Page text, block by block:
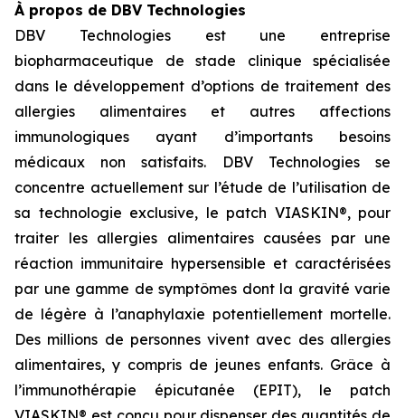
À propos de DBV Technologies
DBV Technologies est une entreprise
biopharmaceutique de stade clinique spécialisée
dans le développement d’options de traitement des
allergies alimentaires et autres affections
immunologiques ayant d’importants besoins
médicaux non satisfaits. DBV Technologies se
concentre actuellement sur l’étude de l’utilisation de
sa technologie exclusive, le patch VIASKIN®, pour
traiter les allergies alimentaires causées par une
réaction immunitaire hypersensible et caractérisées
par une gamme de symptômes dont la gravité varie
de légère à l’anaphylaxie potentiellement mortelle.
Des millions de personnes vivent avec des allergies
alimentaires, y compris de jeunes enfants. Grâce à
l’immunothérapie épicutanée (EPIT), le patch